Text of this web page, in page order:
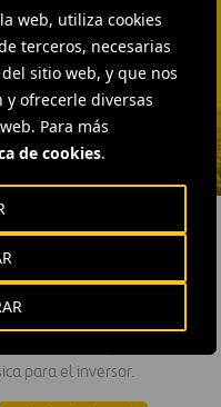
web, utiliza cookies
terceros, necesarias
sitio web, y que nos
ofrecerle diversas
Para más
de cookies.
APP
acceso inmediato a toda la
para el inversor.